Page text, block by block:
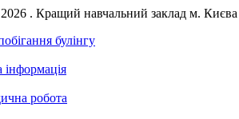
. Кращий навчальний заклад м. Києва
булінгу
інформація
робота